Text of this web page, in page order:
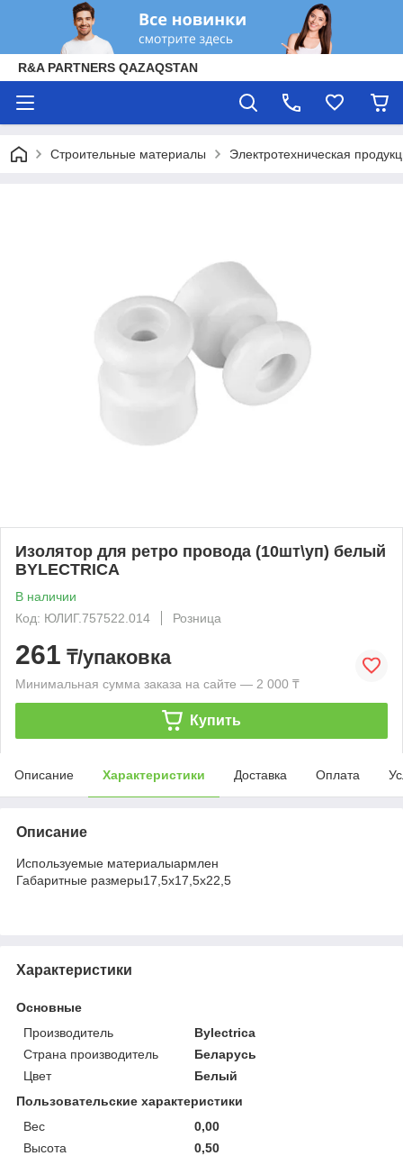
R&A PARTNERS QAZAQSTAN
Строительные материалы Электротехническая
Изолятор для ретро провода (10шт\уп) белый
BYLECTRICA
В наличии
Код: ЮЛИГ.757522.014
Розница
261 ₸/упаковка
Минимальная сумма заказа на сайте — 2 000 ₸
Купить
Описание Характеристики Доставка Оплата
Описание
Используемые материалыармлен
Габаритные размеры17,5х17,5х22,5
Характеристики
Основные
Производитель
Bylectrica
Страна производитель
Беларусь
Цвет
Белый
Пользовательские характеристики
Вес
0,00
Высота
0,50